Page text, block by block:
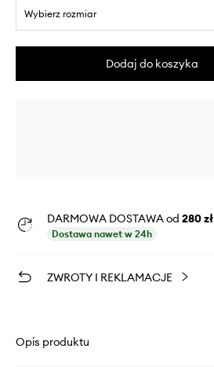
Wybierz rozmiar
Dodaj do koszyka
DARMOWA DOSTAWA od 280 zł
Dostawa nawet w 24h
ZWROTY I REKLAMACJE
Opis produktu